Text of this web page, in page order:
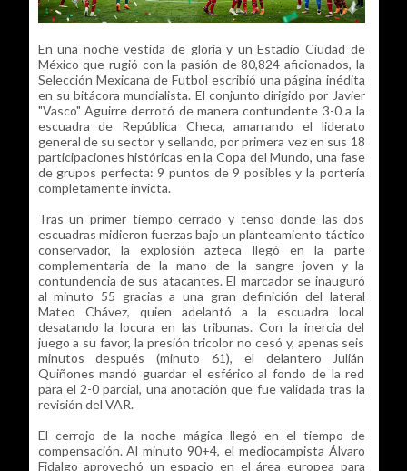
En una noche vestida de gloria y un Estadio Ciudad de
México que rugió con la pasión de 80,824 aficionados, la
Selección Mexicana de Futbol escribió una página inédita
en su bitácora mundialista. El conjunto dirigido por Javier
"Vasco" Aguirre derrotó de manera contundente 3-0 a la
escuadra de República Checa, amarrando el liderato
general de su sector y sellando, por primera vez en sus 18
participaciones históricas en la Copa del Mundo, una fase
de grupos perfecta: 9 puntos de 9 posibles y la portería
completamente invicta.
Tras un primer tiempo cerrado y tenso donde las dos
escuadras midieron fuerzas bajo un planteamiento táctico
conservador, la explosión azteca llegó en la parte
complementaria de la mano de la sangre joven y la
contundencia de sus atacantes. El marcador se inauguró
al minuto 55 gracias a una gran definición del lateral
Mateo Chávez, quien adelantó a la escuadra local
desatando la locura en las tribunas. Con la inercia del
juego a su favor, la presión tricolor no cesó y, apenas seis
minutos después (minuto 61), el delantero Julián
Quiñones mandó guardar el esférico al fondo de la red
para el 2-0 parcial, una anotación que fue validada tras la
revisión del VAR.
El cerrojo de la noche mágica llegó en el tiempo de
compensación. Al minuto 90+4, el mediocampista Álvaro
Fidalgo aprovechó un espacio en el área europea para